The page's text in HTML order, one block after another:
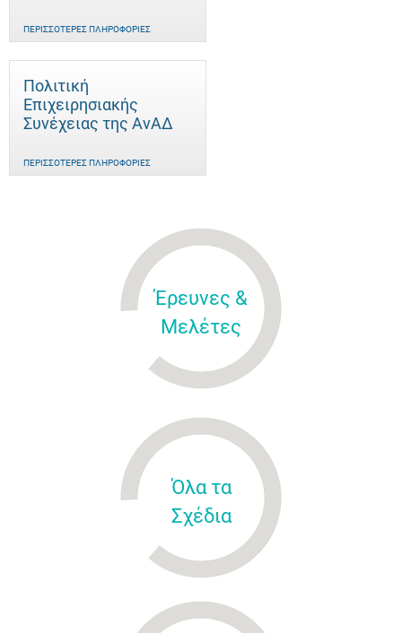
ΠΕΡΙΣΣΌΤΕΡΕΣ ΠΛΗΡΟΦΟΡΊΕΣ
Πολιτική
Επιχειρησιακής
Συνέχειας της ΑνΑΔ
ΠΕΡΙΣΣΌΤΕΡΕΣ ΠΛΗΡΟΦΟΡΊΕΣ
Έρευνες &
Μελέτες
Όλα τα
Σχέδια